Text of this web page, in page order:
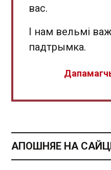
вас.
І нам вельмі
падтрымка.
АПОШНЯЕ НА